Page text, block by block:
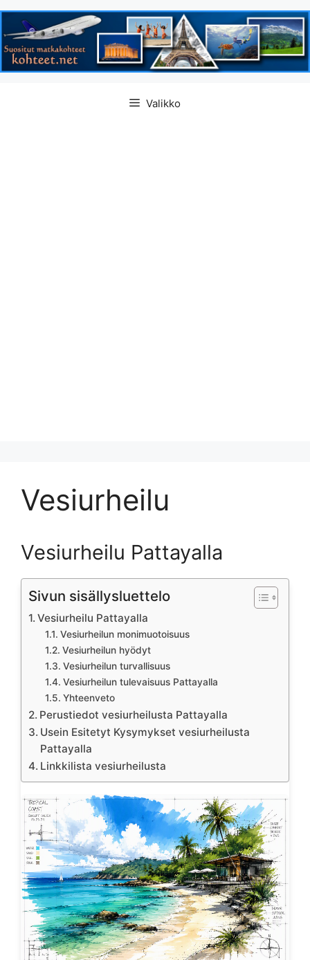
Valikko
Vesiurheilu
Vesiurheilu Pattayalla
Sivun sisällysluettelo
Vesiurheilu Pattayalla
Vesiurheilun monimuotoisuus
Vesiurheilun hyödyt
Vesiurheilun turvallisuus
Vesiurheilun tulevaisuus Pattayalla
Yhteenveto
Perustiedot vesiurheilusta Pattayalla
Usein Esitetyt Kysymykset vesiurheilusta
Pattayalla
Linkkilista vesiurheilusta